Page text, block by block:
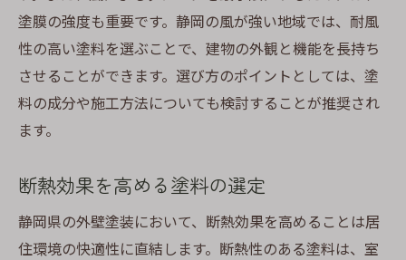
塗膜の強度も重要です。静岡の風が強い地域では、耐風
性の高い塗料を選ぶことで、建物の外観と機能を長持ち
させることができます。選び方のポイントとしては、塗
料の成分や施工方法についても検討することが推奨され
ます。
断熱効果を高める塗料の選定
静岡県の外壁塗装において、断熱効果を高めることは居
住環境の快適性に直結します。断熱性のある塗料は、室